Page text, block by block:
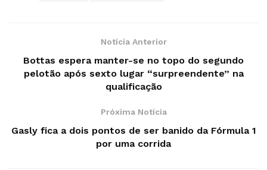
Notícia Anterior
Bottas espera manter-se no topo do segundo
pelotão após sexto lugar “surpreendente” na
qualificação
Próxima Notícia
Gasly fica a dois pontos de ser banido da Fórmula 1
por uma corrida